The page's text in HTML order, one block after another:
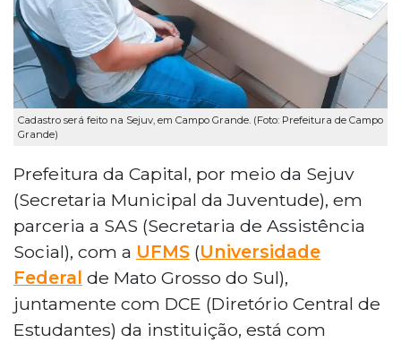
Cadastro será feito na Sejuv, em Campo Grande. (Foto: Prefeitura de Campo
Grande)
Prefeitura da Capital, por meio da Sejuv
(Secretaria Municipal da Juventude), em
parceria a SAS (Secretaria de Assistência
Social), com a UFMS (Universidade
Federal de Mato Grosso do Sul),
juntamente com DCE (Diretório Central de
Estudantes) da instituição, está com